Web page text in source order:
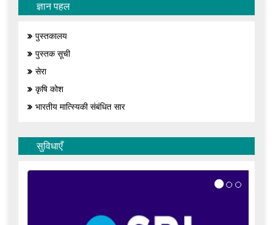
ज्ञान पहल
पुस्तकालय
पुस्तक सूची
सेरा
कृषि कोश
भारतीय मात्स्यिकी संबंधित सार
सुविधाएँ